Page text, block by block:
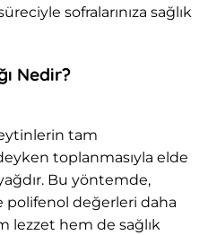
sofralarınıza sağlık
Nedir?
tam
toplanmasıyla elde
Bu yöntemde,
değerleri daha
lezzet hem de sağlık